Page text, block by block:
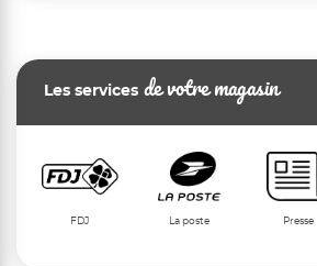
Les services de votre magasin
FDJ La poste Presse